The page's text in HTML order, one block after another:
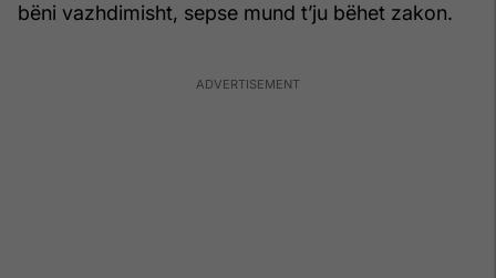
bëni vazhdimisht, sepse mund t’ju bëhet zakon.